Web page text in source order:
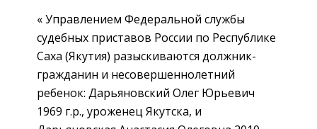
« Управлением Федеральной службы
судебных приставов России по Республике
Саха (Якутия) разыскиваются должник-
гражданин и несовершеннолетний
ребенок: Дарьяновский Олег Юрьевич
1969 г.р., уроженец Якутска, и